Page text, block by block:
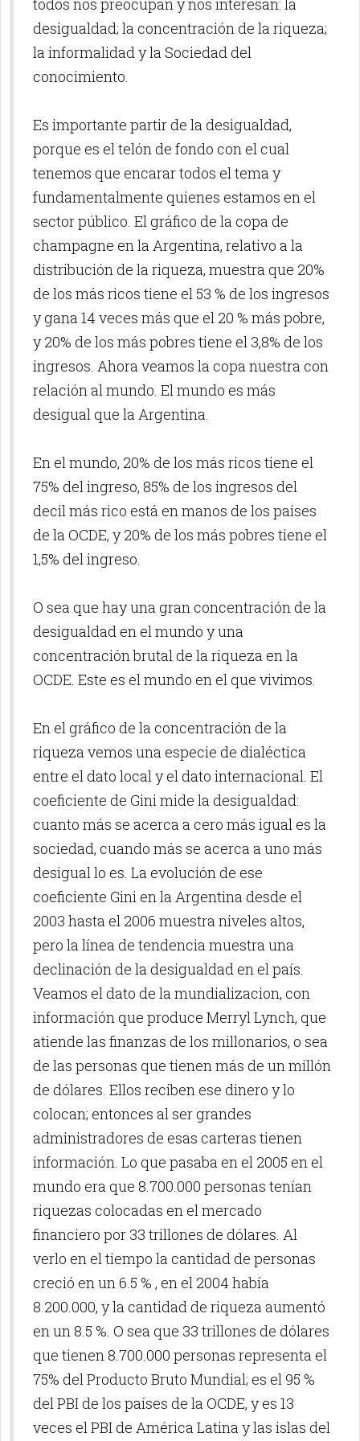
todos nos preocupan y nos interesan: la
desigualdad; la concentración de la riqueza;
la informalidad y la Sociedad del
conocimiento.
Es importante partir de la desigualdad,
porque es el telón de fondo con el cual
tenemos que encarar todos el tema y
fundamentalmente quienes estamos en el
sector público. El gráfico de la copa de
champagne en la Argentina, relativo a la
distribución de la riqueza, muestra que 20%
de los más ricos tiene el 53 % de los ingresos
y gana 14 veces más que el 20 % más pobre,
y 20% de los más pobres tiene el 3,8% de los
ingresos. Ahora veamos la copa nuestra con
relación al mundo. El mundo es más
desigual que la Argentina.
En el mundo, 20% de los más ricos tiene el
75% del ingreso, 85% de los ingresos del
decil más rico está en manos de los paises
de la OCDE, y 20% de los más pobres tiene el
1,5% del ingreso.
O sea que hay una gran concentración de la
desigualdad en el mundo y una
concentración brutal de la riqueza en la
OCDE. Este es el mundo en el que vivimos.
En el gráfico de la concentración de la
riqueza vemos una especie de dialéctica
entre el dato local y el dato internacional. El
coeficiente de Gini mide la desigualdad:
cuanto más se acerca a cero más igual es la
sociedad, cuando más se acerca a uno más
desigual lo es. La evolución de ese
coeficiente Gini en la Argentina desde el
2003 hasta el 2006 muestra niveles altos,
pero la línea de tendencia muestra una
declinación de la desigualdad en el país.
Veamos el dato de la mundializacion, con
información que produce Merryl Lynch, que
atiende las finanzas de los millonarios, o sea
de las personas que tienen más de un millón
de dólares. Ellos reciben ese dinero y lo
colocan; entonces al ser grandes
administradores de esas carteras tienen
información. Lo que pasaba en el 2005 en el
mundo era que 8.700.000 personas tenían
riquezas colocadas en el mercado
financiero por 33 trillones de dólares. Al
verlo en el tiempo la cantidad de personas
creció en un 6.5 % , en el 2004 había
8.200.000, y la cantidad de riqueza aumentó
en un 8.5 %. O sea que 33 trillones de dólares
que tienen 8.700.000 personas representa el
75% del Producto Bruto Mundial; es el 95 %
del PBI de los países de la OCDE, y es 13
veces el PBI de América Latina y las islas del